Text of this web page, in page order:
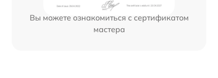
Вы можете ознакомиться с сертификатом
мастера